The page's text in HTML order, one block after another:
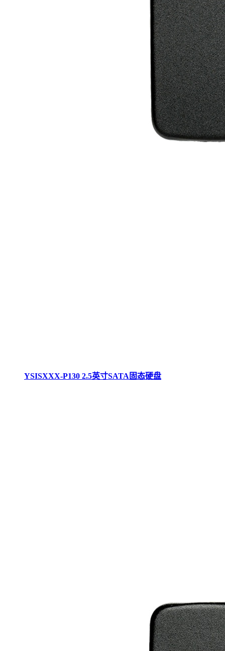
YSISXXX-P130 2.5英寸SATA固态硬盘